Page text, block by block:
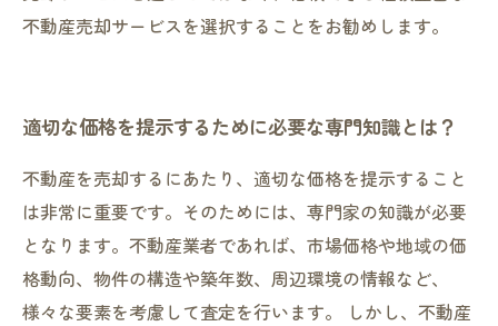
不動産売却サービスを選択することをお勧めします。
適切な価格を提示するために必要な専門知識とは？
不動産を売却するにあたり、適切な価格を提示すること
は非常に重要です。そのためには、専門家の知識が必要
となります。不動産業者であれば、市場価格や地域の価
格動向、物件の構造や築年数、周辺環境の情報など、
様々な要素を考慮して査定を行います。 しかし、不動産